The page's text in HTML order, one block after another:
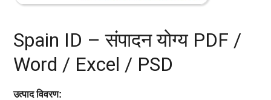
Spain ID – संपादन योग्य PDF /
Word / Excel / PSD
उत्पाद विवरण: